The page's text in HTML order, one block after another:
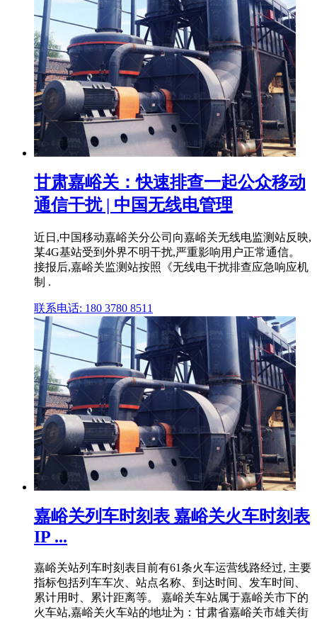
甘肃嘉峪关：快速排查一起公众移动
通信干扰 | 中国无线电管理
近日,中国移动嘉峪关分公司向嘉峪关无线电监测站反映,
某4G基站受到外界不明干扰,严重影响用户正常通信。
接报后,嘉峪关监测站按照《无线电干扰排查应急响应机
制 .
联系电话: 180 3780 8511
嘉峪关列车时刻表 嘉峪关火车时刻表
IP ...
嘉峪关站列车时刻表目前有61条火车运营线路经过, 主要
指标包括列车车次、站点名称、到达时间、发车时间、
累计用时、累计距离等。 嘉峪关车站属于嘉峪关市下的
火车站,嘉峪关火车站的地址为：甘肃省嘉峪关市雄关街